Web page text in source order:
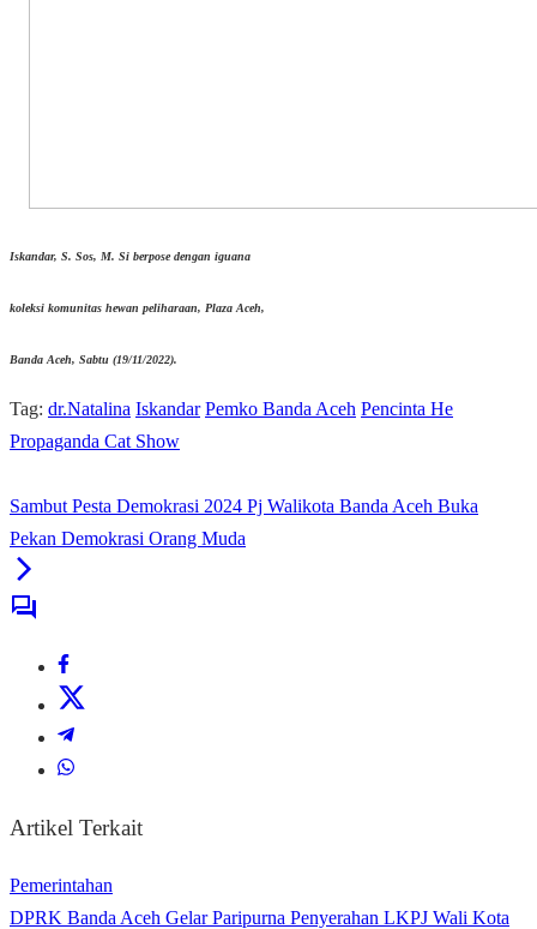
Iskandar, S. Sos, M. Si berpose dengan iguana
koleksi komunitas hewan peliharaan, Plaza Aceh,
Banda Aceh, Sabtu (19/11/2022).
Tag: dr.Natalina Iskandar Pemko Banda Aceh Pencinta He
Propaganda Cat Show
Sambut Pesta Demokrasi 2024 Pj Walikota Banda Aceh Buka
Pekan Demokrasi Orang Muda
Artikel Terkait
Pemerintahan
DPRK Banda Aceh Gelar Paripurna Penyerahan LKPJ Wali Kota